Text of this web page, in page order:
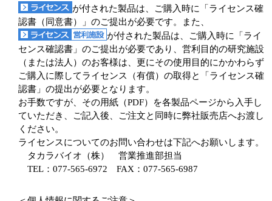
が付された製品は、ご購入時に「ライセンス確
認書（同意書）」のご提出が必要です。また、
が付された製品は、ご購入時に「ライ
センス確認書」のご提出が必要であり、営利目的の研究施設
（または法人）のお客様は、更にその使用目的にかかわらず
ご購入に際してライセンス（有償）の取得と「ライセンス確
認書」の提出が必要となります。
お手数ですが、その用紙（PDF）を各製品ページから入手し
ていただき、ご記入後、ご注文と同時に弊社販売店へお渡し
ください。
ライセンスについてのお問い合わせは下記へお願いします。
タカラバイオ（株） 営業推進部担当
TEL：077-565-6972 FAX：077-565-6987